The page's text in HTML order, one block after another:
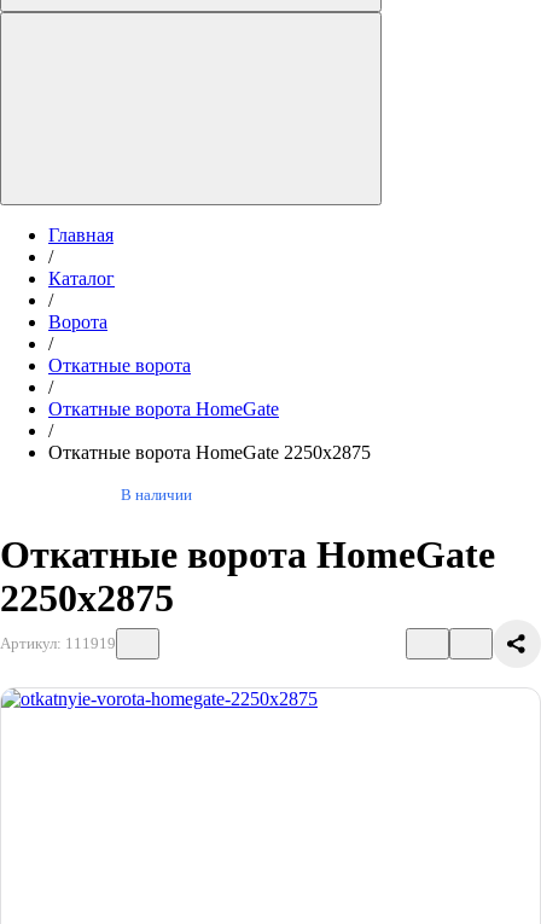
Главная
/
Каталог
/
Ворота
/
Откатные ворота
/
Откатные ворота HomeGate
/
Откатные ворота HomeGate 2250х2875
Откатные ворота HomeGate
2250х2875
В наличии
Артикул: 111919